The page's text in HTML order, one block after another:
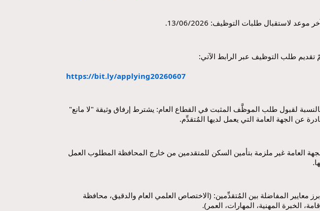
موعد لاستقبال طلبات التوظيف: 13/06/2026.
تقديم طلب التوظيف عبر الرابط الآتي:
https://bit.ly/applying20260607
عن الجهة العامة التي يعمل لديها المُتقدِّم.
الخبرة المهنية، المهارات، العمر).